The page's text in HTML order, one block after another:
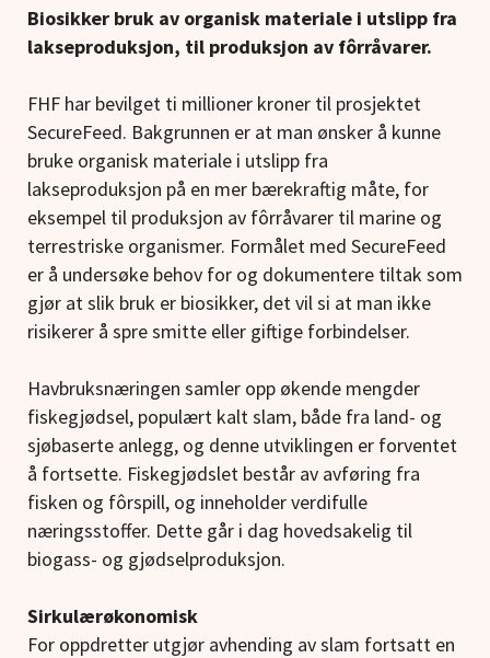
Biosikker bruk av organisk materiale i utslipp fra
lakseproduksjon, til produksjon av fôrråvarer.
FHF har bevilget ti millioner kroner til prosjektet
SecureFeed. Bakgrunnen er at man ønsker å kunne
bruke organisk materiale i utslipp fra
lakseproduksjon på en mer bærekraftig måte, for
eksempel til produksjon av fôrråvarer til marine og
terrestriske organismer. Formålet med SecureFeed
er å undersøke behov for og dokumentere tiltak som
gjør at slik bruk er biosikker, det vil si at man ikke
risikerer å spre smitte eller giftige forbindelser.
Havbruksnæringen samler opp økende mengder
fiskegjødsel, populært kalt slam, både fra land- og
sjøbaserte anlegg, og denne utviklingen er forventet
å fortsette. Fiskegjødslet består av avføring fra
fisken og fôrspill, og inneholder verdifulle
næringsstoffer. Dette går i dag hovedsakelig til
biogass- og gjødselproduksjon.
Sirkulærøkonomisk
For oppdretter utgjør avhending av slam fortsatt en